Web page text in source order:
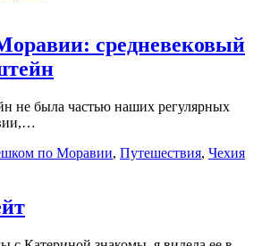
средневековый
не была частью наших регулярных
по Моравии, Путешествия, Чехия